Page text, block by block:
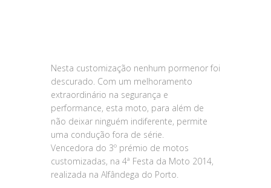
Nesta customização nenhum pormenor foi
descurado. Com um melhoramento
extraordinário na segurança e
performance, esta moto, para além de
não deixar ninguém indiferente, permite
uma condução fora de série.
Vencedora do 3º prémio de motos
customizadas, na 4ª Festa da Moto 2014,
realizada na Alfândega do Porto.